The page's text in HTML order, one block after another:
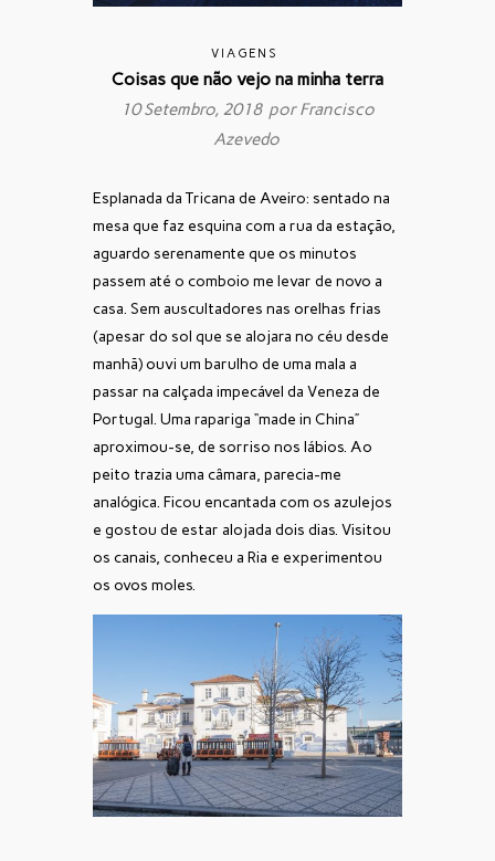
VIAGENS
Coisas que não vejo na minha terra
10 Setembro, 2018 porFrancisco
Azevedo
Esplanada da Tricana de Aveiro: sentado na
mesa que faz esquina com a rua da estação,
aguardo serenamente que os minutos
passem até o comboio me levar de novo a
casa. Sem auscultadores nas orelhas frias
(apesar do sol que se alojara no céu desde
manhã) ouvi um barulho de uma mala a
passar na calçada impecável da Veneza de
Portugal. Uma rapariga “made in China”
aproximou-se, de sorriso nos lábios. Ao
peito trazia uma câmara, parecia-me
analógica. Ficou encantada com os azulejos
e gostou de estar alojada dois dias. Visitou
os canais, conheceu a Ria e experimentou
os ovos moles.